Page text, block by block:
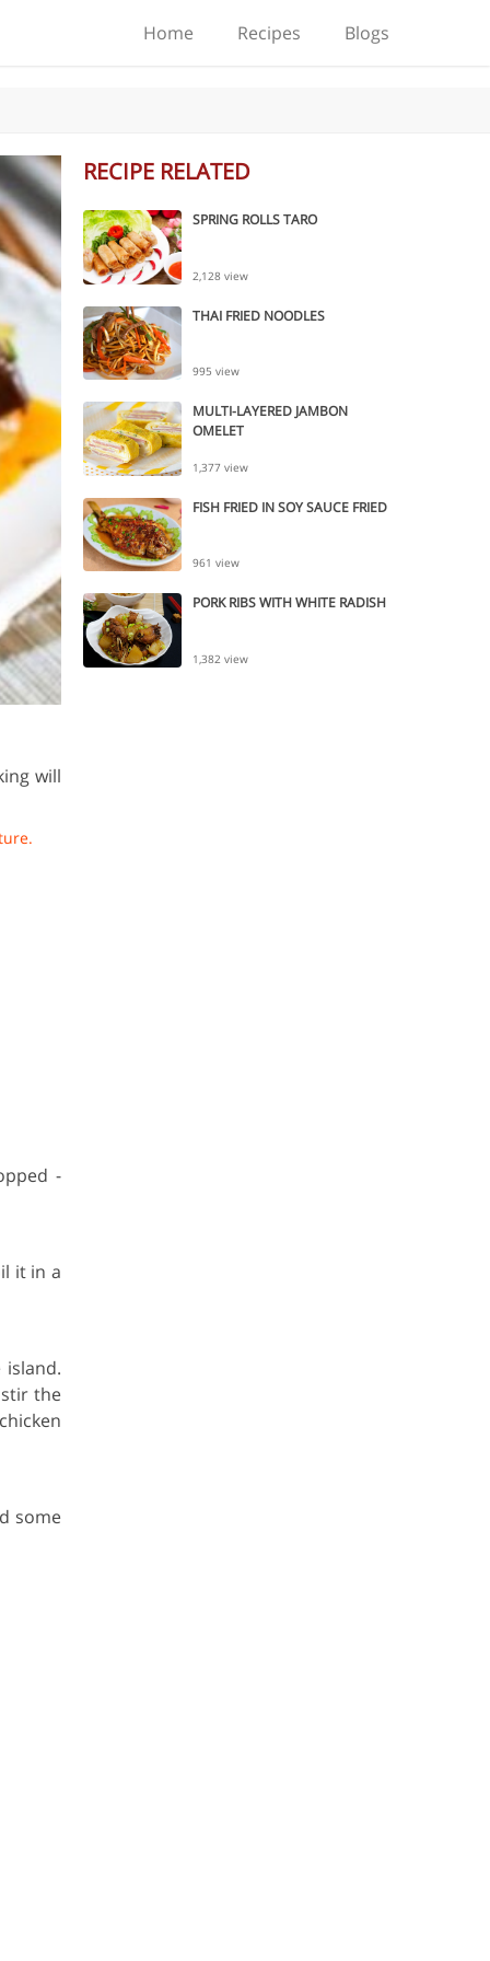
Home Recipes Blogs
will
-
it in a
the
some
RECIPE RELATED
SPRING ROLLS TARO
2,128 view
THAI FRIED NOODLES
995 view
MULTI-LAYERED JAMBON
OMELET
1,377 view
FISH FRIED IN SOY SAUCE FRIED
961 view
PORK RIBS WITH WHITE RADISH
1,382 view